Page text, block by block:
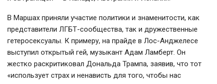
В Маршах приняли участие политики и знаменитости, как
представители ЛГБТ-сообщества, так и дружественные
гетеросексуалы. К примеру, на прайде в Лос-Анджелесе
выступил открытый гей, музыкант Адам Ламберт. Он
жестко раскритиковал Дональда Трампа, заявив, что тот
«использует страх и ненависть для того, чтобы нас